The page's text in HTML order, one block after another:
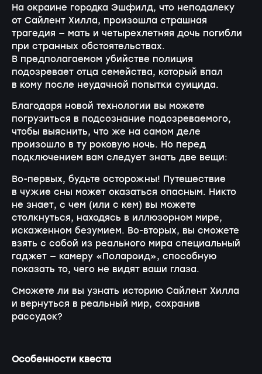
На окраине городка Эшфилд, что неподалеку
от Сайлент Хилла, произошла страшная
трагедия — мать и четырехлетняя дочь погибли
при странных обстоятельствах.
В предполагаемом убийстве полиция
подозревает отца семейства, который впал
в кому после неудачной попытки суицида.
Благодаря новой технологии вы можете
погрузиться в подсознание подозреваемого,
чтобы выяснить, что же на самом деле
произошло в ту роковую ночь. Но перед
подключением вам следует знать две вещи:
Во-первых, будьте осторожны! Путешествие
в чужие сны может оказаться опасным. Никто
не знает, с чем (или с кем) вы можете
столкнуться, находясь в иллюзорном мире,
искаженном безумием. Во-вторых, вы сможете
взять с собой из реального мира специальный
гаджет — камеру «Полароид», способную
показать то, чего не видят ваши глаза.
Сможете ли вы узнать историю Сайлент Хилла
и вернуться в реальный мир, сохранив
рассудок?
Особенности квеста